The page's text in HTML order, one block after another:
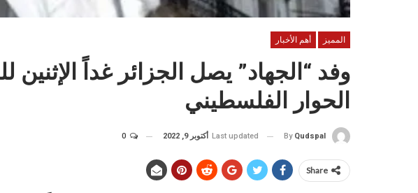
المميز أهم الأخبار
وفد “الجهاد” يصل الجزائر غداً
الحوار الفلسطيني
By Qudspal
Last updated أكتوبر 9, 2022
Share